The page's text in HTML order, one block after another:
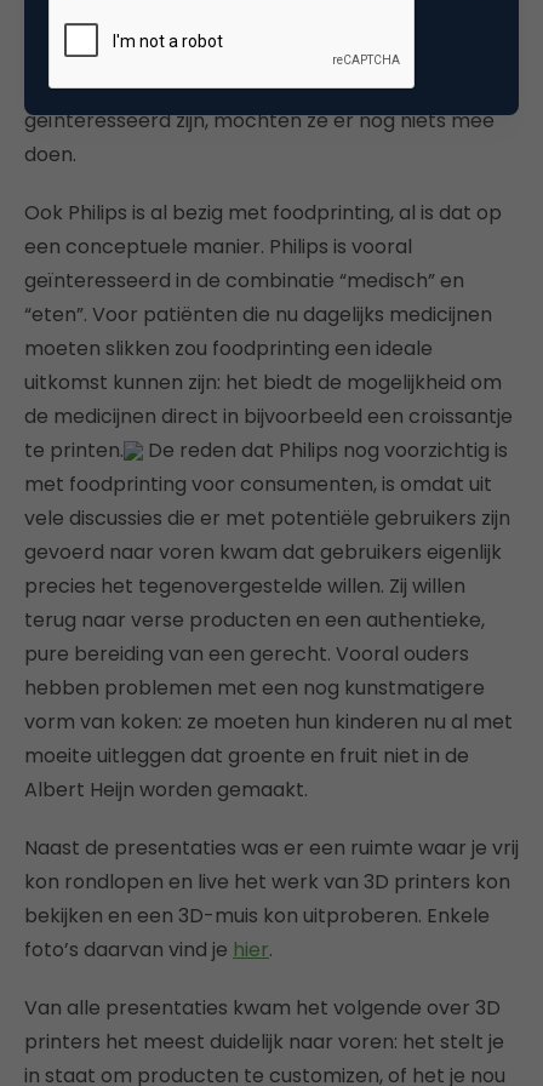
aanmaakmixen en vla kunnen consistent en van
dezelfde grootte worden geproduceerd: iets waar
bedrijven als Campina en Friesche vlag vast in
geïnteresseerd zijn, mochten ze er nog niets mee
doen.
Ook Philips is al bezig met foodprinting, al is dat op
een conceptuele manier. Philips is vooral
geïnteresseerd in de combinatie “medisch” en
“eten”. Voor patiënten die nu dagelijks medicijnen
moeten slikken zou foodprinting een ideale
uitkomst kunnen zijn: het biedt de mogelijkheid om
de medicijnen direct in bijvoorbeeld een croissantje
te printen.
De reden dat Philips nog voorzichtig is
met foodprinting voor consumenten, is omdat uit
vele discussies die er met potentiële gebruikers zijn
gevoerd naar voren kwam dat gebruikers eigenlijk
precies het tegenovergestelde willen. Zij willen
terug naar verse producten en een authentieke,
pure bereiding van een gerecht. Vooral ouders
hebben problemen met een nog kunstmatigere
vorm van koken: ze moeten hun kinderen nu al met
moeite uitleggen dat groente en fruit niet in de
Albert Heijn worden gemaakt.
Naast de presentaties was er een ruimte waar je vrij
kon rondlopen en live het werk van 3D printers kon
bekijken en een 3D-muis kon uitproberen. Enkele
foto’s daarvan vind je hier.
Van alle presentaties kwam het volgende over 3D
printers het meest duidelijk naar voren: het stelt je
in staat om producten te customizen, of het je nou